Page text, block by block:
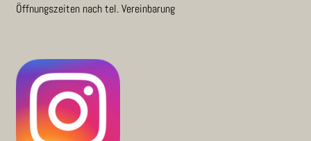
Öffnungszeiten nach tel. Vereinbarung